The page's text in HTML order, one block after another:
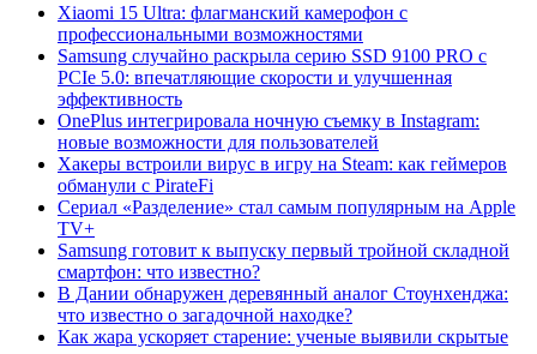
Xiaomi 15 Ultra: флагманский камерофон с
профессиональными возможностями
Samsung случайно раскрыла серию SSD 9100 PRO с
PCIe 5.0: впечатляющие скорости и улучшенная
эффективность
OnePlus интегрировала ночную съемку в Instagram:
новые возможности для пользователей
Хакеры встроили вирус в игру на Steam: как геймеров
обманули с PirateFi
Сериал «Разделение» стал самым популярным на Apple
TV+
Samsung готовит к выпуску первый тройной складной
смартфон: что известно?
В Дании обнаружен деревянный аналог Стоунхенджа:
что известно о загадочной находке?
Как жара ускоряет старение: ученые выявили скрытые